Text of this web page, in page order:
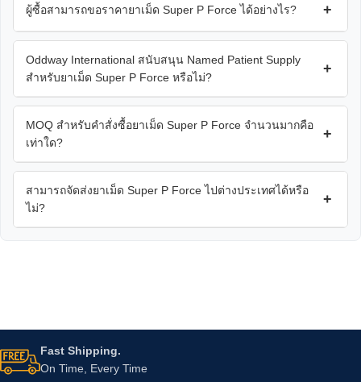
ผู้ซื้อสามารถขอราคายาเม็ด Super P Force ได้อย่างไร? +
Oddway International สนับสนุน Named Patient Supply
สำหรับยาเม็ด Super P Force หรือไม่?
+
MOQ สำหรับคำสั่งซื้อยาเม็ด Super P Force จำนวนมากคือ
เท่าใด?
+
สามารถจัดส่งยาเม็ด Super P Force ไปต่างประเทศได้หรือ
ไม่?
+
Fast Shipping.
On Time, Every Time